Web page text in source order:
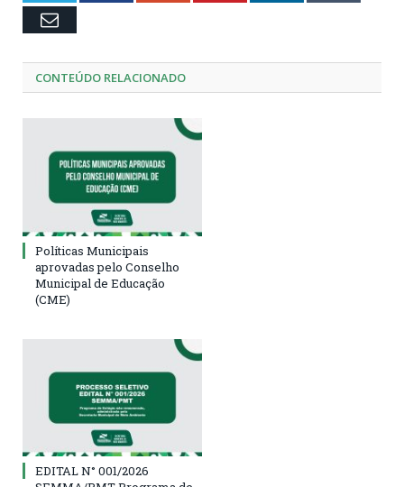
Email
CONTEÚDO RELACIONADO
Políticas Municipais
aprovadas pelo Conselho
Municipal de Educação
(CME)
EDITAL N° 001/2026